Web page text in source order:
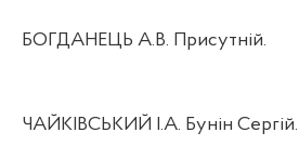
БОГДАНЕЦЬ А.В. Присутній.
ЧАЙКІВСЬКИЙ І.А. Бунін Сергій.